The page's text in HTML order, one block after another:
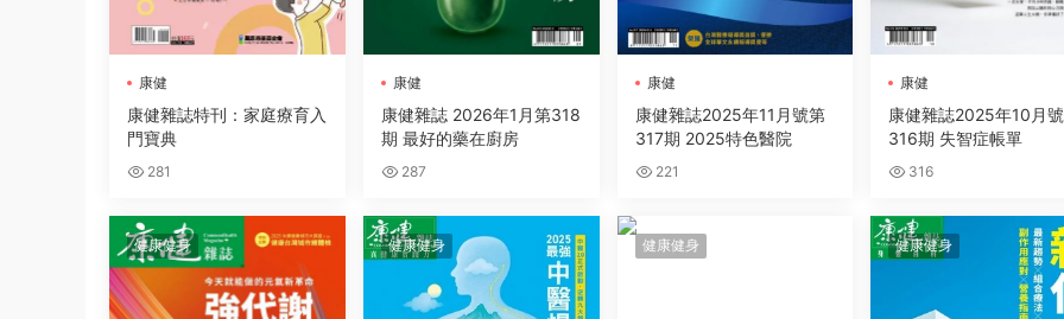
康健
康健雜誌特刊：家庭療育入
門寶典
281
康健
康健雜誌 2026年1月第318
期 最好的藥在廚房
287
康健
康健雜誌2025年11月號第
317期 2025特色醫院
221
康健
康健雜誌2025年10月
316期 失智症帳單
316
健康健身 健康健身 健康健身 健康健身